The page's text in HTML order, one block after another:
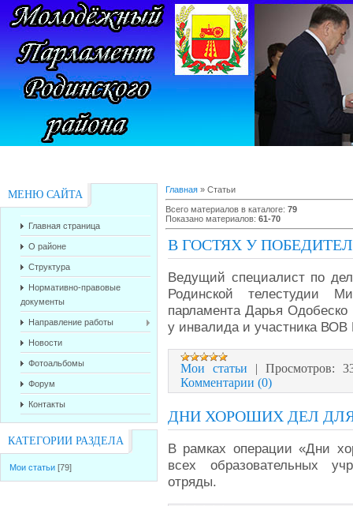
МЕНЮ САЙТА
Главная страница
О районе
Структура
Нормативно-правовые
документы
Направление работы
Новости
Фотоальбомы
Форум
Контакты
КАТЕГОРИИ РАЗДЕЛА
Мои статьи [79]
Главная » Статьи
Всего материалов в каталоге: 79
Показано материалов: 61-70
В ГОСТЯХ У
Ведущий специалист по
Родинской телестудии
парламента Дарья
у инвалида и участника
Мои статьи | Просмотров:
Комментарии (0)
ДНИ ХОРОШИХ ДЕЛ
В рамках операции «Дни
всех образовательных
отряды.